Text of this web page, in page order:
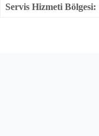
Servis Hizmeti Bölgesi: